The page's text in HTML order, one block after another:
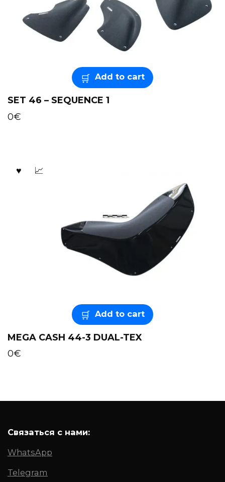
Add to cart
SET 46 – SEQUENCE 1
0€
Add to cart
MEGA CASH 44-3 DUAL-TEX
0€
Связаться с нами:
WhatsApp
Telegram